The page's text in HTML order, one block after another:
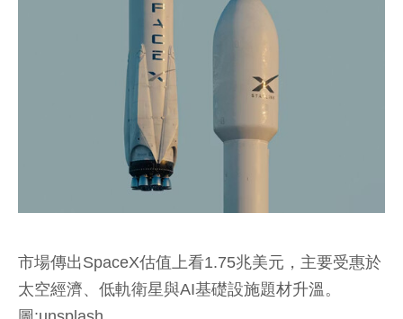
市場傳出SpaceX估值上看1.75兆美元，主要受惠於
太空經濟、低軌衛星與AI基礎設施題材升溫。